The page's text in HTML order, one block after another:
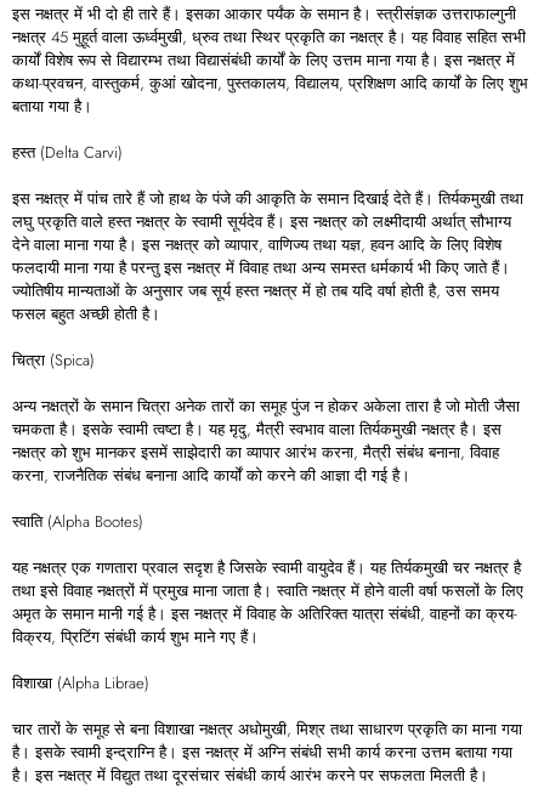
इस नक्षत्र में भी दो ही तारे हैं। इसका आकार पर्यंक के समान है। स्त्रीसंज्ञक उत्तराफाल्गुनी
नक्षत्र 45 मुहूर्त वाला ऊर्ध्वमुखी, ध्रुव तथा स्थिर प्रकृति का नक्षत्र है। यह विवाह सहित सभी
कार्यों विशेष रूप से विद्यारम्भ तथा विद्यासंबंधी कार्यों के लिए उत्तम माना गया है। इस नक्षत्र में
कथा-प्रवचन, वास्तुकर्म, कुआं खोदना, पुस्तकालय, विद्यालय, प्रशिक्षण आदि कार्यों के लिए शुभ
बताया गया है।
हस्त (Delta Carvi)
इस नक्षत्र में पांच तारे हैं जो हाथ के पंजे की आकृति के समान दिखाई देते हैं। तिर्यकमुखी तथा
लघु प्रकृति वाले हस्त नक्षत्र के स्वामी सूर्यदेव हैं। इस नक्षत्र को लक्ष्मीदायी अर्थात् सौभाग्य
देने वाला माना गया है। इस नक्षत्र को व्यापार, वाणिज्य तथा यज्ञ, हवन आदि के लिए विशेष
फलदायी माना गया है परन्तु इस नक्षत्र में विवाह तथा अन्य समस्त धर्मकार्य भी किए जाते हैं।
ज्योतिषीय मान्यताओं के अनुसार जब सूर्य हस्त नक्षत्र में हो तब यदि वर्षा होती है, उस समय
फसल बहुत अच्छी होती है।
चित्रा (Spica)
अन्य नक्षत्रों के समान चित्रा अनेक तारों का समूह पुंज न होकर अकेला तारा है जो मोती जैसा
चमकता है। इसके स्वामी त्वष्टा है। यह मृदु, मैत्री स्वभाव वाला तिर्यकमुखी नक्षत्र है। इस
नक्षत्र को शुभ मानकर इसमें साझेदारी का व्यापार आरंभ करना, मैत्री संबंध बनाना, विवाह
करना, राजनैतिक संबंध बनाना आदि कार्यों को करने की आज्ञा दी गई है।
स्वाति (Alpha Bootes)
यह नक्षत्र एक गणतारा प्रवाल सदृश है जिसके स्वामी वायुदेव हैं। यह तिर्यकमुखी चर नक्षत्र है
तथा इसे विवाह नक्षत्रों में प्रमुख माना जाता है। स्वाति नक्षत्र में होने वाली वर्षा फसलों के लिए
अमृत के समान मानी गई है। इस नक्षत्र में विवाह के अतिरिक्त यात्रा संबंधी, वाहनों का क्रय-
विक्रय, प्रिटिंग संबंधी कार्य शुभ माने गए हैं।
विशाखा (Alpha Librae)
चार तारों के समूह से बना विशाखा नक्षत्र अधोमुखी, मिश्र तथा साधारण प्रकृति का माना गया
है। इसके स्वामी इन्द्राग्नि है। इस नक्षत्र में अग्नि संबंधी सभी कार्य करना उत्तम बताया गया
है। इस नक्षत्र में विद्युत तथा दूरसंचार संबंधी कार्य आरंभ करने पर सफलता मिलती है।